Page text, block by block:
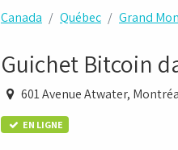
Canada Québec Grand
Guichet Bitcoin
601 Avenue Atwater,
EN LIGNE